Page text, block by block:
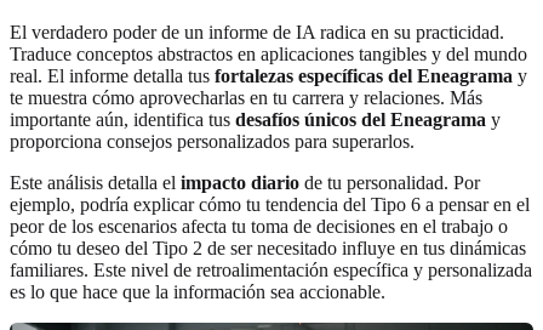
El verdadero poder de un informe de IA radica en su practicidad.
Traduce conceptos abstractos en aplicaciones tangibles y del mundo
real. El informe detalla tus fortalezas específicas del Eneagrama y
te muestra cómo aprovecharlas en tu carrera y relaciones. Más
importante aún, identifica tus desafíos únicos del Eneagrama y
proporciona consejos personalizados para superarlos.
Este análisis detalla el impacto diario de tu personalidad. Por
ejemplo, podría explicar cómo tu tendencia del Tipo 6 a pensar en el
peor de los escenarios afecta tu toma de decisiones en el trabajo o
cómo tu deseo del Tipo 2 de ser necesitado influye en tus dinámicas
familiares. Este nivel de retroalimentación específica y personalizada
es lo que hace que la información sea accionable.